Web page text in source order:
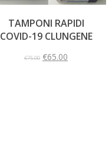
TAMPONI RAPIDI
COVID-19 CLUNGENE
€75.00 €65.00